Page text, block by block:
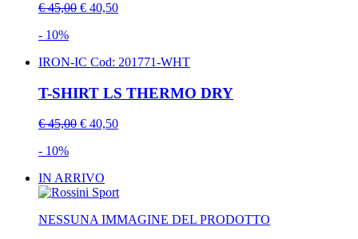
€ 45,00 € 40,50
- 10%
IRON-IC Cod: 201771-WHT
T-SHIRT LS THERMO DRY
€ 45,00 € 40,50
- 10%
IN ARRIVO
NESSUNA IMMAGINE DEL PRODOTTO